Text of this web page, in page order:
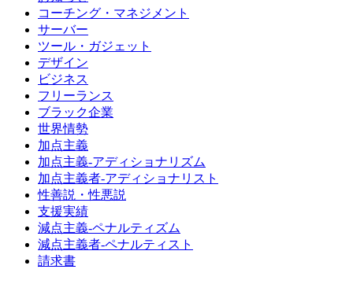
コーチング・マネジメント
サーバー
ツール・ガジェット
デザイン
ビジネス
フリーランス
ブラック企業
世界情勢
加点主義
加点主義-アディショナリズム
加点主義者-アディショナリスト
性善説・性悪説
支援実績
減点主義-ペナルティズム
減点主義者-ペナルティスト
請求書